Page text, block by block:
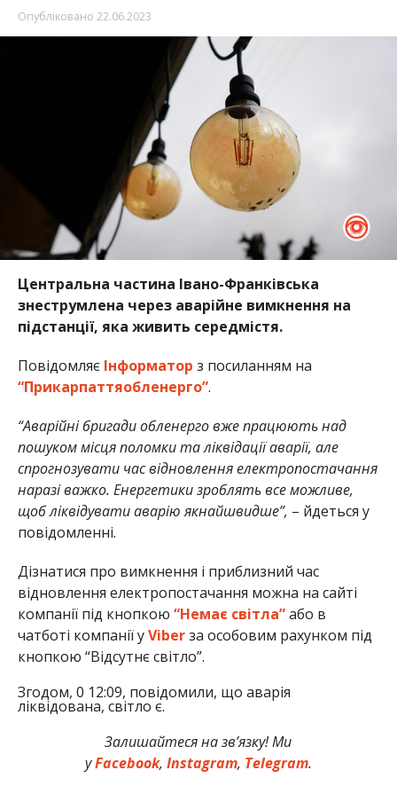
Опубліковано 22.06.2023
Центральна частина Івано-Франківська
знеструмлена через аварійне вимкнення на
підстанції, яка живить середмістя.
ПовідомляєІнформатор з посиланням на
“Прикарпаттяобленерго”.
“Аварійні бригади обленерго вже працюють над
пошуком місця поломки та ліквідації аварії, але
спрогнозувати час відновлення електропостачання
наразі важко. Енергетики зроблять все можливе,
щоб ліквідувати аварію якнайшвидше”, – йдеться у
повідомленні.
Дізнатися про вимкнення і приблизний час
відновлення електропостачання можна на сайті
компанії під кнопкою “Немає світла”або в
чатботі компанії уViberза особовим рахунком під
кнопкою “Відсутнє світло”.
Згодом, 0 12:09, повідомили, що аварія
ліквідована, світло є.
Залишайтеся на зв’язку! Ми
уFacebook, Instagram, Telegram.